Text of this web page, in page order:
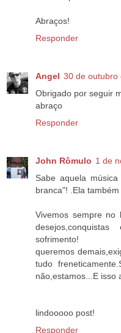
Abraços!
Responder
Angel 30 de outubro
Obrigado por seguir
abraço
Responder
John Rômulo 1 de
Sabe aquela
branca"! .Ela
Vivemos sempre no
sofrimento!
queremos
tudo
não,estamos...E isso
lindooooo post!
Responder